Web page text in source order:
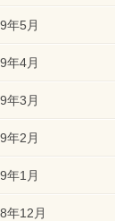
年5月
年4月
年3月
年2月
年1月
年12月